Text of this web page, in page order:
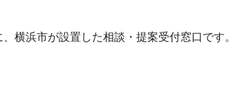
横浜市が設置した相談・提案受付窓口です。